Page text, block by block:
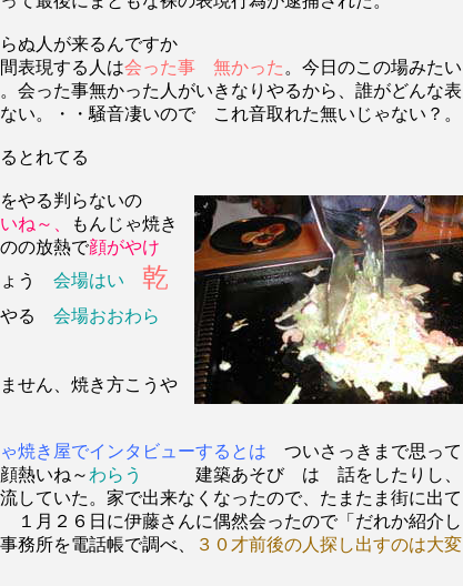
らぬ人が来るんですか
表現する人は会った事 無かった 。今日のこの場みたい
会った事無かった人がいきなりやるから、誰がどんな表
い。・・騒音凄いので これ音取れた無いじゃない？。
とれてる
やる判らないの
ね～、
もんじゃ焼き
の放熱で顔がやけ
ょう 会場はい
乾
る
会場おおわら
せん、焼き方こうや
焼き屋でインタビューするとは ついさっきまで思って
熱いね～ わらう
建築あそび は 話をしたりし、
していた。家で出来なくなったので、たまたま街に出て
１月２６日に伊藤さんに偶然会ったので「だれか紹介し
務所を電話帳で調べ、
３０才前後の人探し出すのは大変